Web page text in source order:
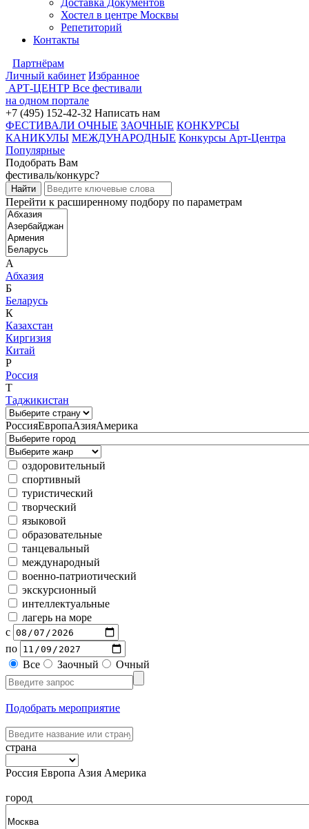
Доставка Документов
Хостел в центре Москвы
Репетиторий
Контакты
Партнёрам
Личный кабинет Избранное
АРТ-ЦЕНТР Все фестивали
на одном портале
+7 (495) 152-42-32 Написать нам
ФЕСТИВАЛИ ОЧНЫЕ ЗАОЧНЫЕ КОНКУРСЫ
КАНИКУЛЫ МЕЖДУНАРОДНЫЕ Конкурсы Арт-Центра
Популярные
Подобрать Вам
фестиваль/конкурс?
Перейти к расширенному подбору по параметрам
А
Абхазия
Б
Беларусь
К
Казахстан
Киргизия
Китай
Р
Россия
Т
Таджикистан
РоссияЕвропаАзияАмерика
оздоровительный
спортивный
туристический
творческий
языковой
образовательные
танцевальный
международный
военно-патриотический
экскурсионный
интеллектуальные
лагерь на море
с
по
Все
Заочный Очный
Подобрать мероприятие
страна
Россия Европа Азия Америка
город